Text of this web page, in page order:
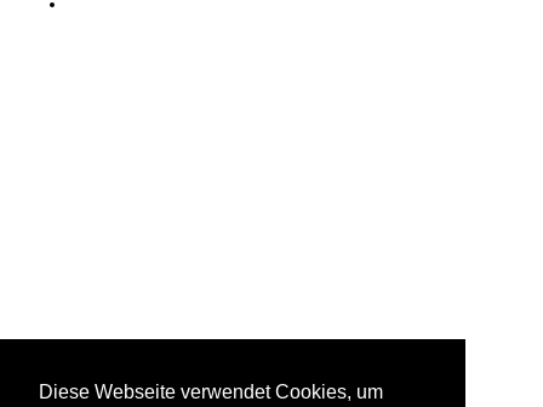
Diese Webseite verwendet Cookies, um